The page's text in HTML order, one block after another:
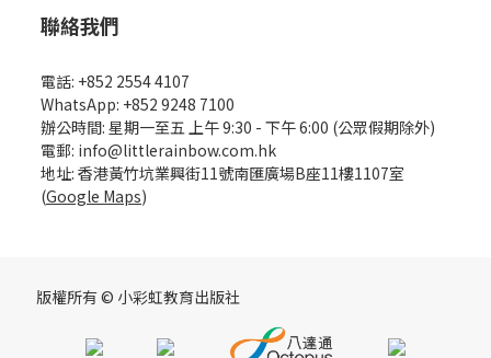
聯絡我們
電話: +852 2554 4107
WhatsApp: +852 9248 7100
辦公時間: 星期一至五 上午 9:30 - 下午 6:00 (公眾假期除外)
電郵: info@littlerainbow.com.hk
地址: 香港黃竹坑業興街11號南匯廣場B座11樓1107室
(Google Maps)
版權所有 © 小彩虹教育出版社